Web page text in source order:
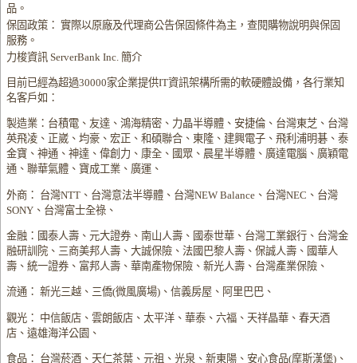
品。
保固政策： 實際以原廠及代理商公告保固條件為主，查閱購物說明與保固
服務。
力梭資訊 ServerBank Inc. 簡介
目前已經為超過30000家企業提供IT資訊架構所需的軟硬體設備，各行業知
名客戶如：
製造業：台積電、友達、鴻海精密、力晶半導體、安捷倫、台灣東芝、台灣
英飛凌、正崴、均豪、宏正、和碩聯合、東隆、建興電子、飛利浦明碁、泰
金寶、神通、神達、偉創力、康全、國眾、晨星半導體、廣達電腦、廣穎電
通、聯華氣體、寶成工業、廣運、
外商： 台灣NTT、台灣意法半導體、台灣NEW Balance、台灣NEC、台灣
SONY、台灣富士全祿、
金融：國泰人壽、元大證券、南山人壽、國泰世華、台灣工業銀行、台灣金
融研訓院、三商美邦人壽、大誠保險、法國巴黎人壽、保誠人壽、國華人
壽、統一證券、富邦人壽、華南產物保險、新光人壽、台灣產業保險、
流通： 新光三越、三僑(微風廣場)、信義房屋、阿里巴巴、
觀光： 中信飯店、雲朗飯店、太平洋、華泰、六福、天祥晶華、春天酒
店、遠雄海洋公園、
食品： 台灣菸酒、天仁茶葉、元祖、光泉、新東陽、安心食品(摩斯漢堡)、